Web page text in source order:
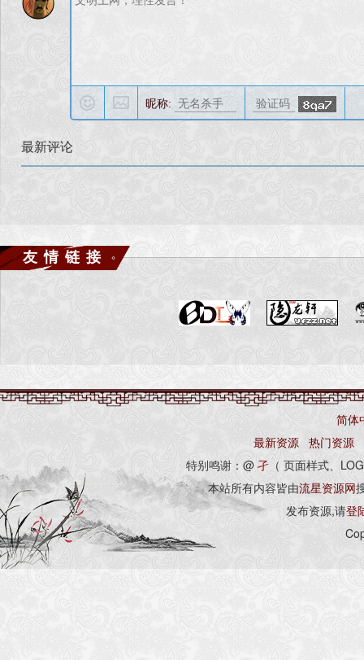
昵称:
最新评论
友情链接
简体
最新资源 热门资源
特别鸣谢：@ 孑 （ 页面样式、
本站所有内容皆由流星资源网
发布资源,请登